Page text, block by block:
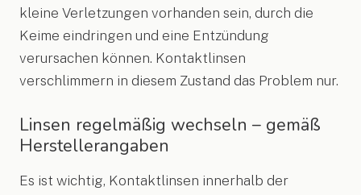
kleine Verletzungen vorhanden sein, durch die
Keime eindringen und eine Entzündung
verursachen können. Kontaktlinsen
verschlimmern in diesem Zustand das Problem nur.
Linsen regelmäßig wechseln – gemäß
Herstellerangaben
Es ist wichtig, Kontaktlinsen innerhalb der